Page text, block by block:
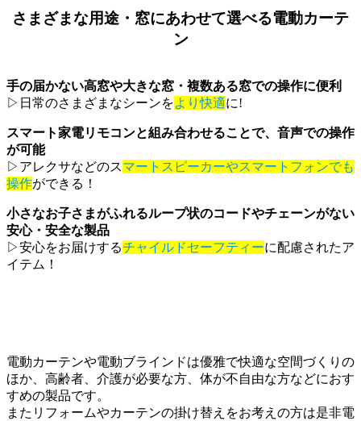
さまざまな用途・窓にあわせて選べる電動カーテ
ン
手の届かない高窓や大きな窓・複数ある窓での操作に便利
▷日常のさまざまなシーンをより快適に!
スマート家電リモコンと組み合わせることで、音声での操作
が可能
▷アレクサなどのスマートスピーカーやスマートフォンでも
操作ができる！
小さなお子さまがふれるループ状のコードやチェーンがない
安心・安全な製品
▷安心をお届けするチャイルドセーフティーに配慮されたア
イテム！
電動カーテンや電動ブラインドは優雅で快適な空間づくりの
ほか、高齢者、介護が必要な方、体が不自由な方などにおす
すめの製品です。
またリフォームやカーテンの掛け替えをお考えの方は是非電